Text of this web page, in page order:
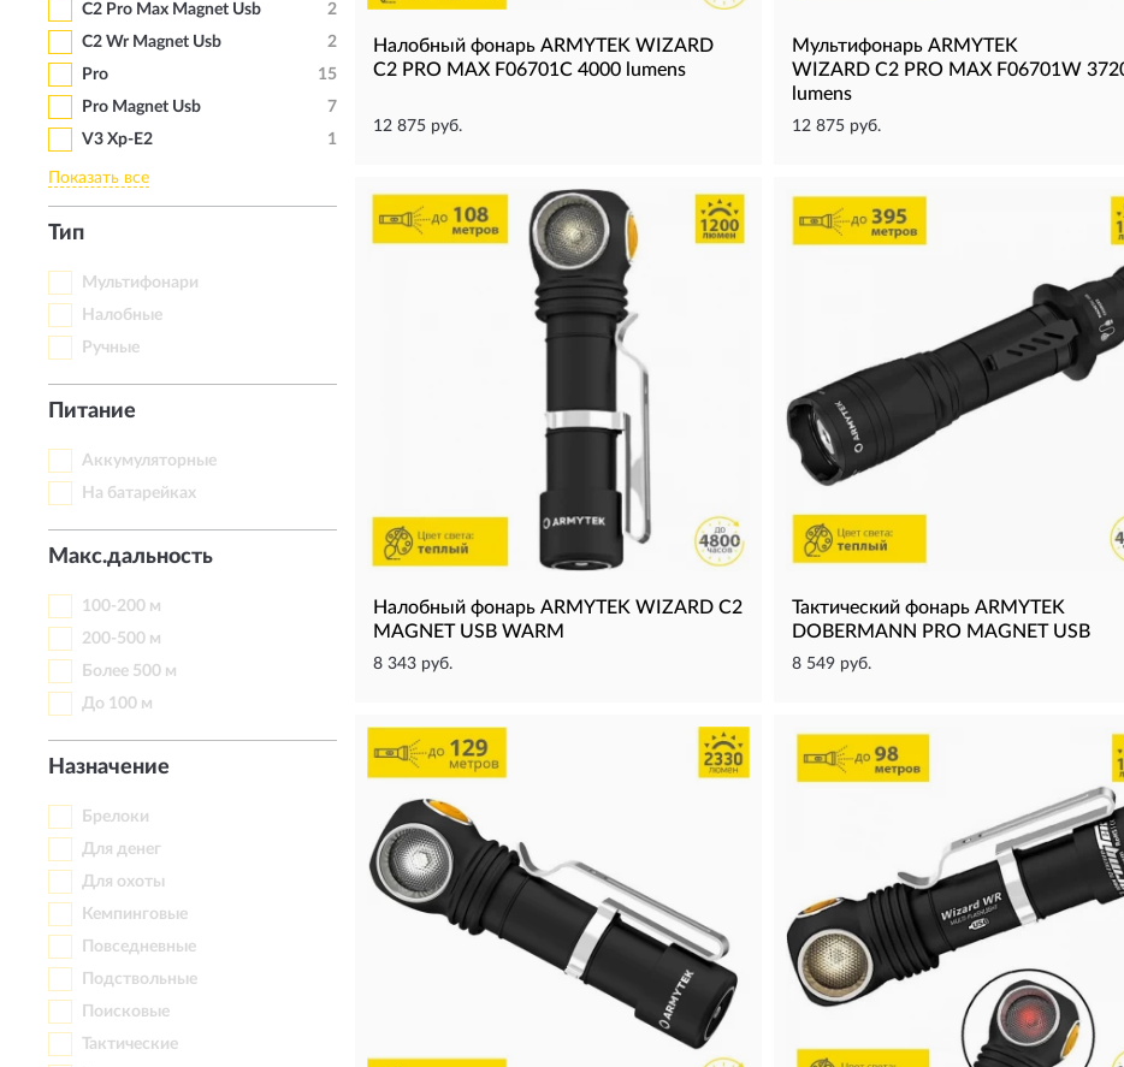
C2 Pro Max Magnet Usb
2
C2 Wr Magnet Usb
2
Pro
15
Pro Magnet Usb
7
V3 Xp-E2
1
Показать все
Тип
Мультифонари
Налобные
Ручные
Питание
Аккумуляторные
На батарейках
Макс.дальность
100-200 м
200-500 м
Более 500 м
До 100 м
Назначение
Брелоки
Для денег
Для охоты
Кемпинговые
Повседневные
Подствольные
Поисковые
Тактические
Налобный фонарь ARMYTEK WIZARD
C2 PRO MAX F06701C 4000 lumens
12 875 руб.
Мультифонарь ARMYTEK
WIZARD C2 PRO MAX F06701W
lumens
12 875 руб.
Налобный фонарь ARMYTEK WIZARD C2
MAGNET USB WARM
8 343 руб.
Тактический фонарь ARMYTEK
DOBERMANN PRO MAGNET USB
8 549 руб.